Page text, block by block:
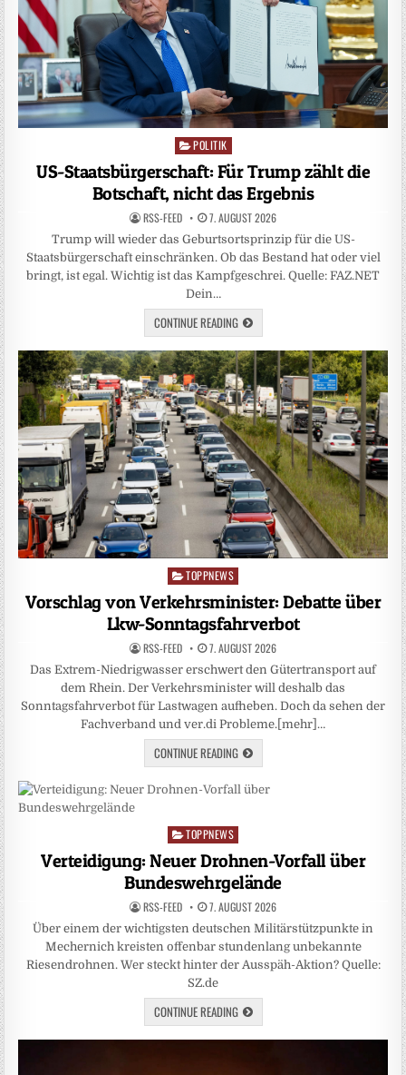
Posted
in
POLITIK
US-Staatsbürgerschaft: Für Trump zählt die
Botschaft, nicht das Ergebnis
RSS-FEED 7. AUGUST 2026
Trump will wieder das Geburtsortsprinzip für die US-
Staatsbürgerschaft einschränken. Ob das Bestand hat oder viel
bringt, ist egal. Wichtig ist das Kampfgeschrei. Quelle: FAZ.NET
Dein…
CONTINUE READING
Posted
in
TOPPNEWS
Vorschlag von Verkehrsminister: Debatte über
Lkw-Sonntagsfahrverbot
RSS-FEED 7. AUGUST 2026
Das Extrem-Niedrigwasser erschwert den Gütertransport auf
dem Rhein. Der Verkehrsminister will deshalb das
Sonntagsfahrverbot für Lastwagen aufheben. Doch da sehen der
Fachverband und ver.di Probleme.[mehr]…
CONTINUE READING
Posted
TOPPNEWS
Verteidigung: Neuer Drohnen-Vorfall über
Bundeswehrgelände
RSS-FEED 7. AUGUST 2026
Über einem der wichtigsten deutschen Militärstützpunkte in
Mechernich kreisten offenbar stundenlang unbekannte
Riesendrohnen. Wer steckt hinter der Ausspäh-Aktion? Quelle:
SZ.de
CONTINUE READING